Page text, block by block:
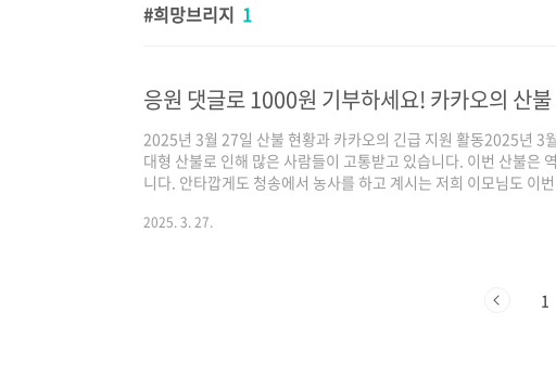
희망브리지 1
응원 댓글로 1000원 기부하세요! 카카오의 산
2025년 3월 27일 산불 현황과 카카오의 긴급 지원 활동2025년 3
대형 산불로 인해 많은 사람들이 고통받고 있습니다. 이번 산불은
니다. 안타깝게도 청송에서 농사를 하고 계시는 저희 이모님도 이
가 되었고 현재는 산불이 지나간 장소로 이동 하셔서 대피하고 계
2025. 3. 27.
1